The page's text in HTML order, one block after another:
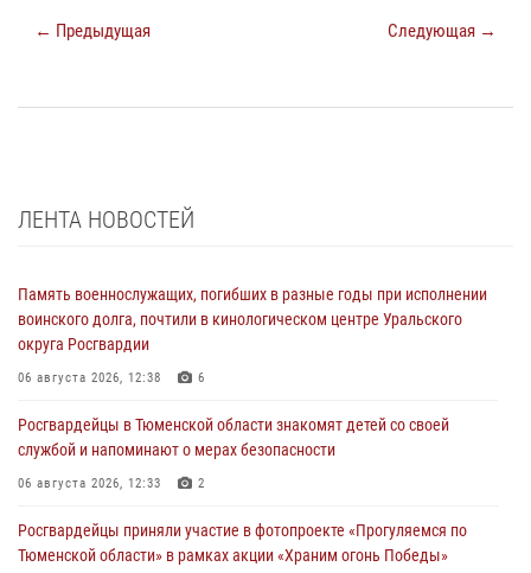
← Предыдущая Следующая →
ЛЕНТА НОВОСТЕЙ
Память военнослужащих, погибших в разные годы при исполнении
воинского долга, почтили в кинологическом центре Уральского
округа Росгвардии
06 августа 2026, 12:38 6
Росгвардейцы в Тюменской области знакомят детей со своей
службой и напоминают о мерах безопасности
06 августа 2026, 12:33 2
Росгвардейцы приняли участие в фотопроекте «Прогуляемся по
Тюменской области» в рамках акции «Храним огонь Победы»